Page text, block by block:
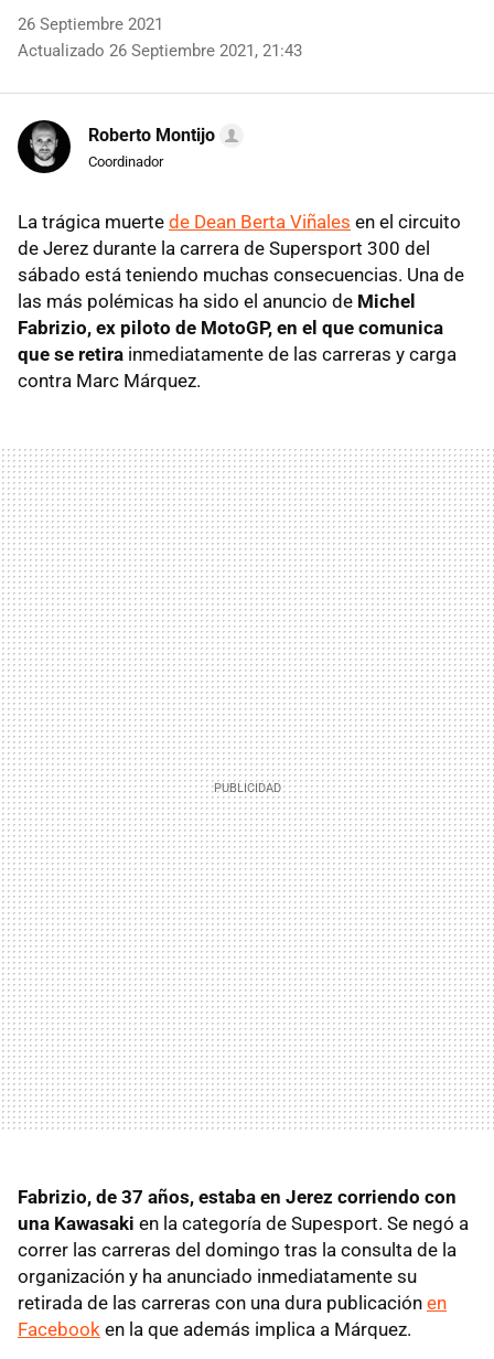
26 Septiembre 2021
Actualizado 26 Septiembre 2021, 21:43
Roberto Montijo
Coordinador
La trágica muerte de Dean Berta Viñales en el circuito
de Jerez durante la carrera de Supersport 300 del
sábado está teniendo muchas consecuencias. Una de
las más polémicas ha sido el anuncio de Michel
Fabrizio, ex piloto de MotoGP, en el que comunica
que se retira inmediatamente de las carreras y carga
contra Marc Márquez.
Fabrizio, de 37 años, estaba en Jerez corriendo con
una Kawasaki en la categoría de Supesport. Se negó a
correr las carreras del domingo tras la consulta de la
organización y ha anunciado inmediatamente su
retirada de las carreras con una dura publicación en
Facebook en la que además implica a Márquez.